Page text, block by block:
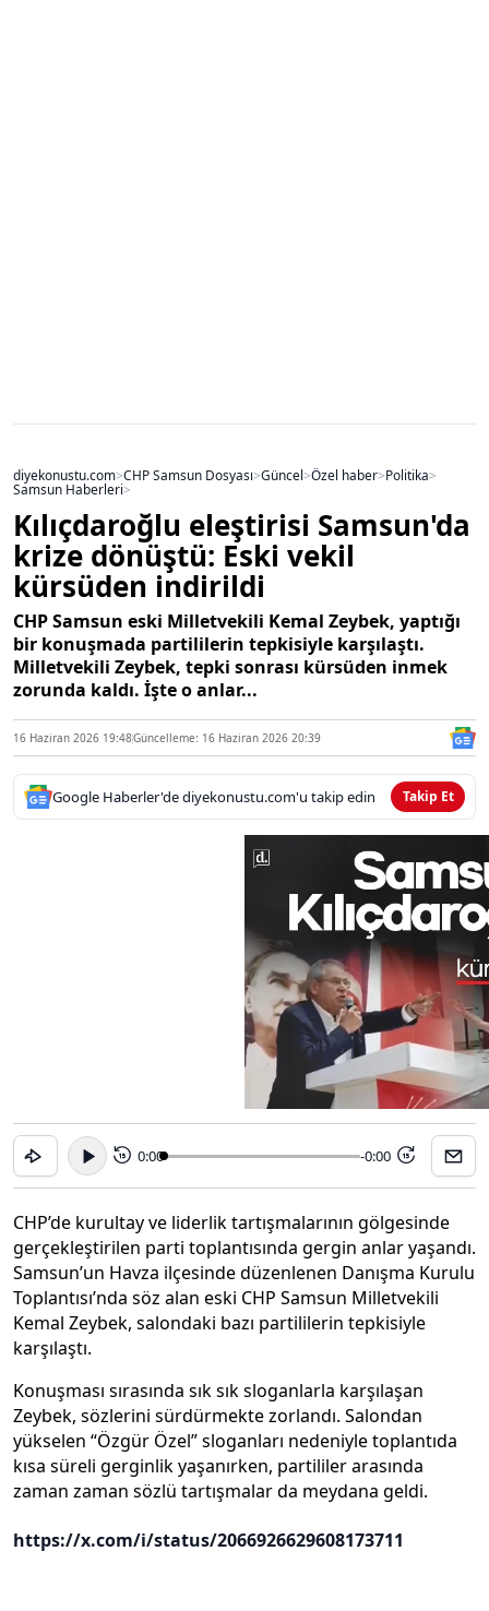
diyekonustu.com>CHP Samsun Dosyası>Güncel>Özel haber>Politika>
Samsun Haberleri>
Kılıçdaroğlu eleştirisi Samsun'da
krize dönüştü: Eski vekil
kürsüden indirildi
CHP Samsun eski Milletvekili Kemal Zeybek, yaptığı
bir konuşmada partililerin tepkisiyle karşılaştı.
Milletvekili Zeybek, tepki sonrası kürsüden inmek
zorunda kaldı. İşte o anlar...
16 Haziran 2026 19:48Güncelleme: 16 Haziran 2026 20:39
Google Haberler'de diyekonustu.com'u takip edin Takip Et
15 0:00 -0:00 15
CHP’de kurultay ve liderlik tartışmalarının gölgesinde
gerçekleştirilen parti toplantısında gergin anlar yaşandı.
Samsun’un Havza ilçesinde düzenlenen Danışma Kurulu
Toplantısı’nda söz alan eski CHP Samsun Milletvekili
Kemal Zeybek, salondaki bazı partililerin tepkisiyle
karşılaştı.
Konuşması sırasında sık sık sloganlarla karşılaşan
Zeybek, sözlerini sürdürmekte zorlandı. Salondan
yükselen “Özgür Özel” sloganları nedeniyle toplantıda
kısa süreli gerginlik yaşanırken, partililer arasında
zaman zaman sözlü tartışmalar da meydana geldi.
https://x.com/i/status/2066926629608173711